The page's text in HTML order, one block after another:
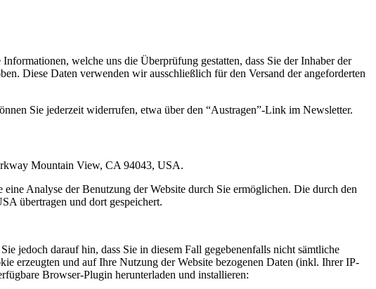
welche uns die Überprüfung gestatten, dass Sie der Inhaber der
Diese Daten verwenden wir ausschließlich für den Versand der angeforderten
Sie jederzeit widerrufen, etwa über den “Austragen”-Link im Newsletter.
Mountain View, CA 94043, USA.
Analyse der Benutzung der Website durch Sie ermöglichen. Die durch den
übertragen und dort gespeichert.
jedoch darauf hin, dass Sie in diesem Fall gegebenenfalls nicht sämtliche
erzeugten und auf Ihre Nutzung der Website bezogenen Daten (inkl. Ihrer IP-
Browser-Plugin herunterladen und installieren: